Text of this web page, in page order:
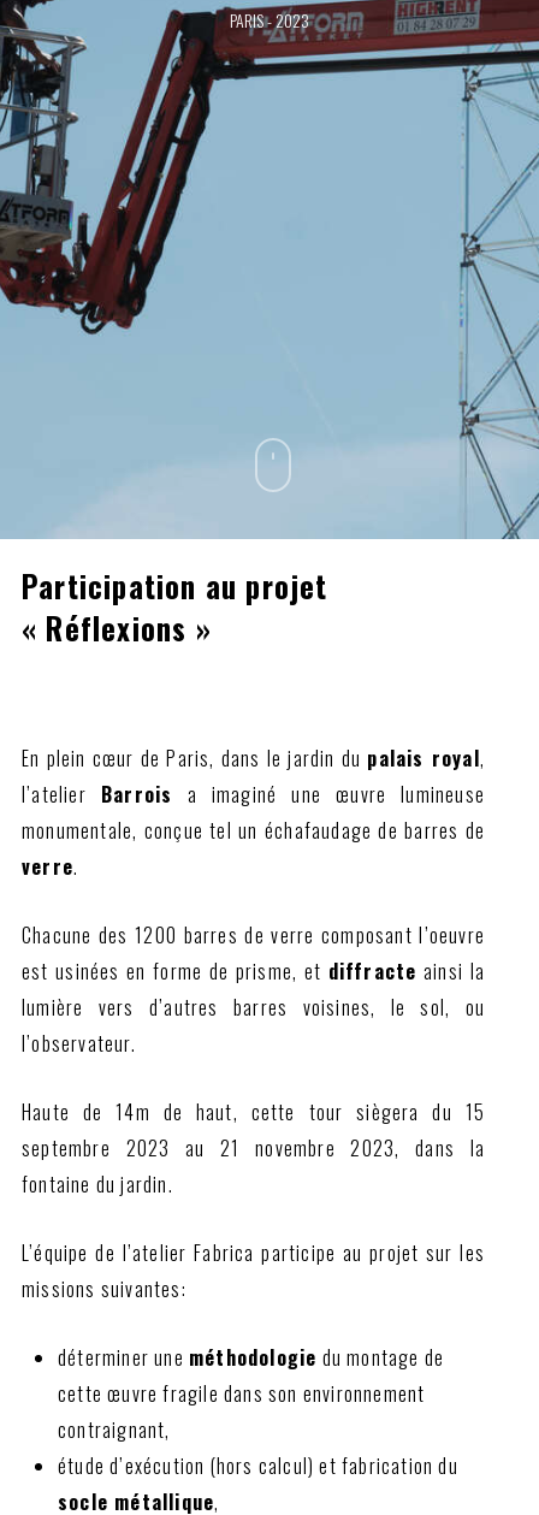
PARIS - 2023
Participation au projet
« Réflexions »
En plein cœur de Paris, dans le jardin du palais royal,
l’atelier Barrois
a imaginé une œuvre lumineuse
monumentale, conçue tel un échafaudage de barres de
verre.
Chacune des 1200 barres de verre composant l’oeuvre
est usinées en forme de prisme, et diffracte ainsi la
lumière vers d’autres barres voisines, le sol, ou
l’observateur.
Haute de 14m de haut, cette tour siègera du 15
septembre 2023 au 21 novembre 2023, dans la
fontaine du jardin.
L’équipe de l’atelier Fabrica participe au projet sur les
missions suivantes:
déterminer une méthodologie du montage de
cette œuvre fragile dans son environnement
contraignant,
étude d’exécution (hors calcul) et fabrication du
socle métallique,